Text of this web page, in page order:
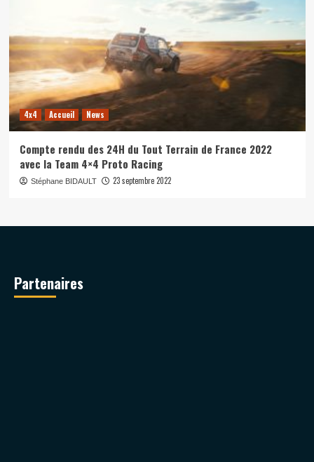
4x4 Accueil News
Compte rendu des 24H du Tout Terrain de France 2022
avec la Team 4×4 Proto Racing
Stéphane BIDAULT 23 septembre 2022
Partenaires